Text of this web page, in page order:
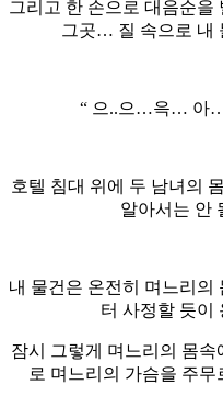
그리고 한 손으로 대음순을
그곳… 질 속으로 내
“ 으..으…윽… 아…
호텔 침대 위에 두 남녀의
알아서는 안
내 물건은 온전히 며느리의
터 사정할 듯이
잠시 그렇게 며느리의 몸속
로 며느리의 가슴을 주